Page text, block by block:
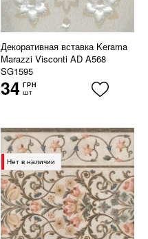
Декоративная вставка Kerama
Marazzi Visconti AD A568
SG1595
34 ГРН
шт
Нет в наличии